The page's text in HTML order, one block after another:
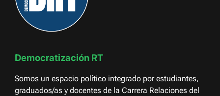
Democratización RT
Somos un espacio político integrado por estudiantes,
graduados/as y docentes de la Carrera Relaciones del